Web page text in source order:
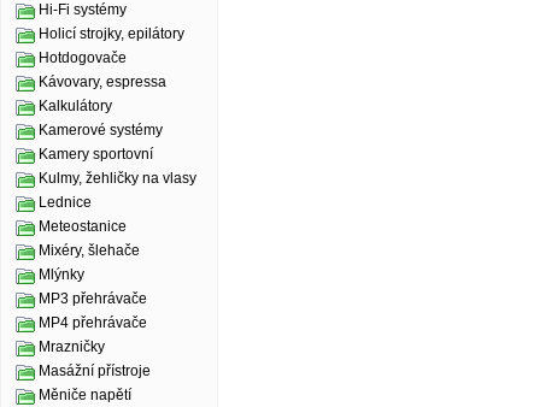
Hi-Fi systémy
Holicí strojky, epilátory
Hotdogovače
Kávovary, espressa
Kalkulátory
Kamerové systémy
Kamery sportovní
Kulmy, žehličky na vlasy
Lednice
Meteostanice
Mixéry, šlehače
Mlýnky
MP3 přehrávače
MP4 přehrávače
Mrazničky
Masážní přístroje
Měniče napětí